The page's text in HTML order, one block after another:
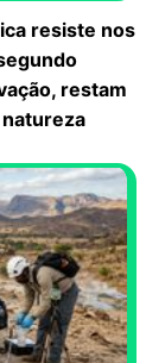
resiste nos
restam